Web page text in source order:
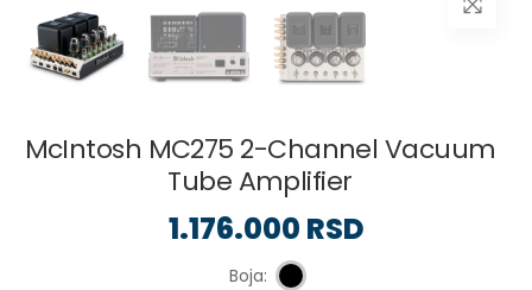
McIntosh MC275 2-Channel Vacuum
Tube Amplifier
1.176.000 RSD
Boja: